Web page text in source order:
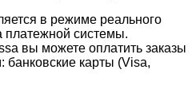
в режиме реального
системы.
вы можете оплатить заказы
карты (Visa,